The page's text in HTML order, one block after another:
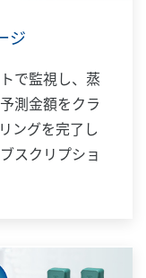
ジ
で監視し、蒸
測金額をクラ
ングを完了し
スクリプショ